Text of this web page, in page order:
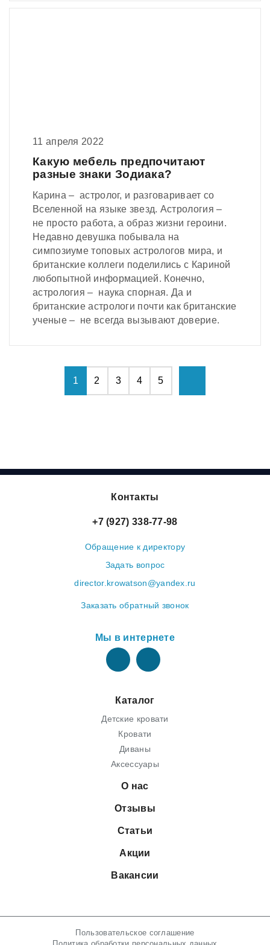
11 апреля 2022
Какую мебель предпочитают
разные знаки Зодиака?
Карина – астролог, и разговаривает со
Вселенной на языке звезд. Астрология –
не просто работа, а образ жизни героини.
Недавно девушка побывала на
симпозиуме топовых астрологов мира, и
британские коллеги поделились с Кариной
любопытной информацией. Конечно,
астрология – наука спорная. Да и
британские астрологи почти как британские
ученые – не всегда вызывают доверие.
1 2 3 4 5
Контакты
+7 (927) 338-77-98
Обращение к директору
Задать вопрос
director.krowatson@yandex.ru
Заказать обратный звонок
Мы в интернете
Каталог
Детские кровати
Кровати
Диваны
Аксессуары
О нас
Отзывы
Статьи
Акции
Вакансии
Пользовательское соглашение